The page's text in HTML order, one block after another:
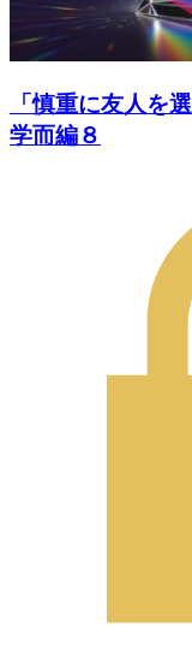
「慎重に友人
学而編８